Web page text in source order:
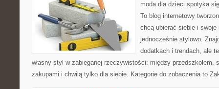
moda dla dzieci spotyka
To blog internetowy
chcą ubierać siebie i
jednocześnie stylowo.
dodatkach i trendach, ale
własny styl w zabieganej rzeczywistości: między przedszkolem,
zakupami i chwilą tylko dla siebie. Kategorie do zobaczenia to